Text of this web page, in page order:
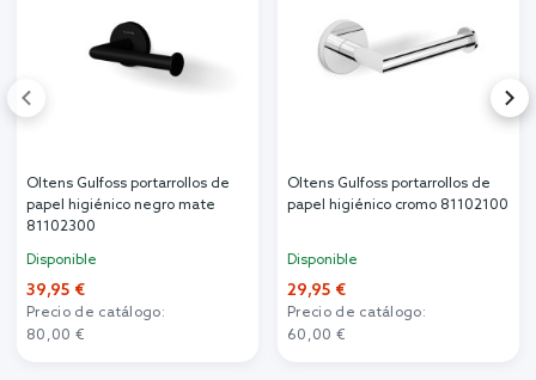
Oltens Gulfoss portarrollos de
papel higiénico negro mate
81102300
Disponible
39,95 €
Precio de catálogo:
80,00 €
Oltens Gulfoss portarrollos de
papel higiénico cromo 81102100
Disponible
29,95 €
Precio de catálogo:
60,00 €